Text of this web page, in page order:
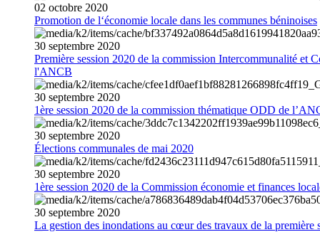
02 octobre 2020
Promotion de l‘économie locale dans les communes béninoises
30 septembre 2020
Première session 2020 de la commission Intercommunalité et
l'ANCB
30 septembre 2020
1ère session 2020 de la commission thématique ODD de
30 septembre 2020
Élections communales de mai 2020
30 septembre 2020
1ère session 2020 de la Commission économie et finances
30 septembre 2020
La gestion des inondations au cœur des travaux de la première